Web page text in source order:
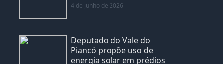
4 de junho de 2026
Deputado do Vale do
Piancó propõe uso de
energia solar em prédios